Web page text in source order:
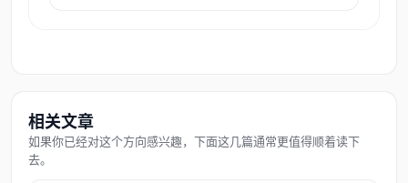
相关文章
如果你已经对这个方向感兴趣，下面这几篇通常更值得顺着读下
去。